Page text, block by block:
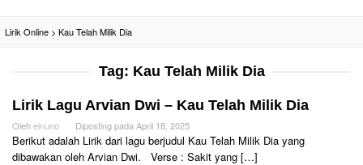
Lirik Online > Kau Telah Milik Dia
Tag: Kau Telah Milik Dia
Lirik Lagu Arvian Dwi – Kau Telah Milik Dia
Olehelnuno Diposting pada April 18, 2025
Berikut adalah Lirik dari lagu berjudul Kau Telah Milik Dia yang
dibawakan oleh Arvian Dwi. Verse : Sakit yang […]